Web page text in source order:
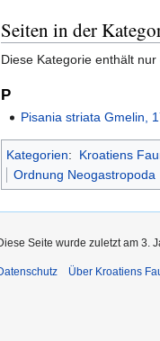
Seiten in der
Diese Kategorie enthält
P
Pisania striata Gmelin,
Kategorien: Kroatiens
Ordnung Neogastropoda
Seite wurde zuletzt am 3.
Über Kroatiens